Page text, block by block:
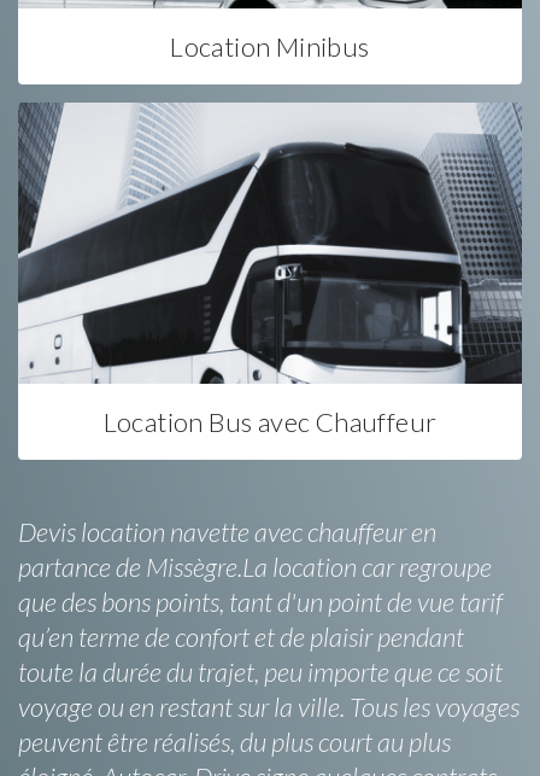
Location Minibus
Location Bus avec Chauffeur
Devis location navette avec chauffeur en
partance de Missègre.La location car regroupe
que des bons points, tant d'un point de vue tarif
qu’en terme de confort et de plaisir pendant
toute la durée du trajet, peu importe que ce soit
voyage ou en restant sur la ville. Tous les voyages
peuvent être réalisés, du plus court au plus